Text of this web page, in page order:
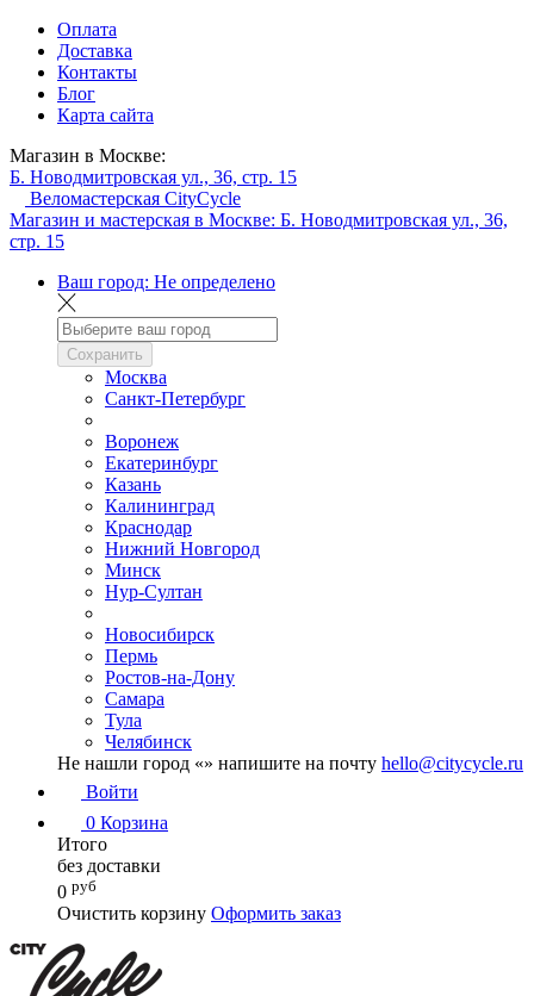
Оплата
Доставка
Контакты
Блог
Карта сайта
Магазин в Москве:
Б. Новодмитровская ул., 36, стр. 15
Веломастерская CityCycle
Магазин и мастерская в Москве: Б. Новодмитровская ул., 36,
стр. 15
Ваш город: Не определено
Сохранить
Москва
Санкт-Петербург
Воронеж
Екатеринбург
Казань
Калининград
Краснодар
Нижний Новгород
Минск
Нур-Султан
Новосибирск
Пермь
Ростов-на-Дону
Самара
Тула
Челябинск
Не нашли город «» напишите на почту hello@citycycle.ru
Войти
0 Корзина
Итого
без доставки
0 руб
Очистить корзину Оформить заказ